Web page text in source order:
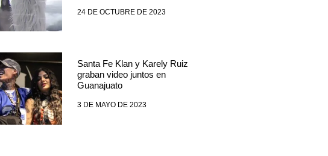
24 DE OCTUBRE DE 2023
Santa Fe Klan y Karely Ruiz
graban video juntos en
Guanajuato
3 DE MAYO DE 2023